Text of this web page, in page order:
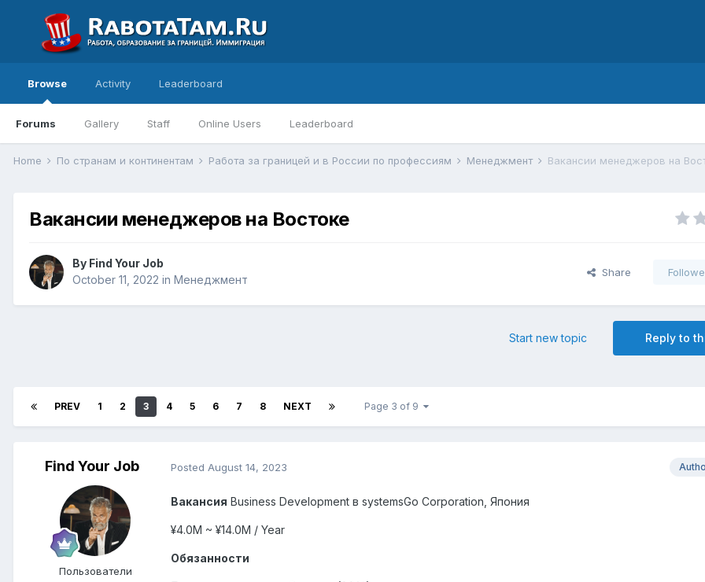
Browse
Forums Gallery Staff Online Users Leaderboard
Activity Leaderboard
Home По странам и континентам Работа за границей и в России по профессиям Менеджмент Вакансии менеджеров на
Вакансии менеджеров на Востоке
By Find Your Job
October 11, 2022 in Менеджмент
Share
Reply to
Start new topic
PREV 1 2 3 4 5 6 7 8 NEXT Page 3 of 9
Find Your Job
Пользователи
Posted August 14, 2023
Вакансия Business Development в systemsGo Corporation, Япония
¥4.0M ~ ¥14.0M / Year
Обязанности